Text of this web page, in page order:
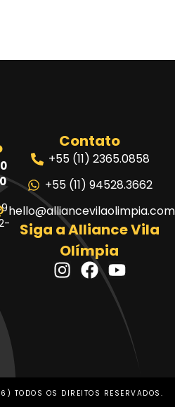
Contato
+55 (11) 2365.0858
+55 (11) 94528.3662
Siga a Alliance Vila
Olímpia
TODOS OS DIREITOS RESERVADOS.